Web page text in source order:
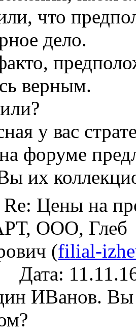
что
дело.
верным.
у вас
форуме
их
Re: Цены на
ООО, Глеб
(filial-
Дата:
ИВанов. Вы